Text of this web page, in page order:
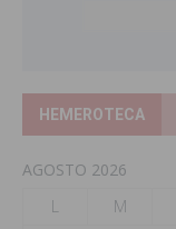
HEMEROTECA
AGOSTO 2026
L
M